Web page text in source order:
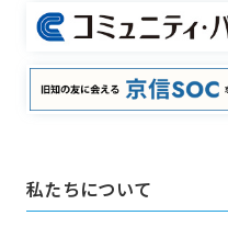
洛中部会
長岡部会
大阪部会
本部幹事団
委員会 Committee
私たちについて